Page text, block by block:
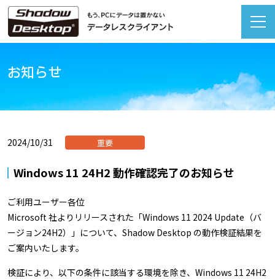
お知らせ
2024/10/31 重要
Windows 11 24H2 動作確認完了のお知らせ
ご利用ユーザー各位
Microsoft 社よりリリースされた「Windows 11 2024 Update（バ
ージョン24H2）」について、Shadow Desktop の動作検証結果を
ご案内いたします。
検証により、以下の条件に該当する環境を除き、Windows 11 24H2